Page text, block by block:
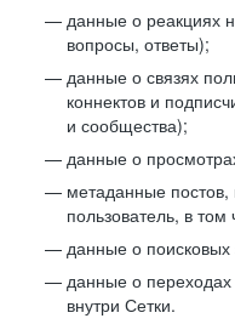
данные о реакциях
вопросы, ответы);
данные о связях
коннектов и
и сообщества);
данные о
метаданные постов,
пользователь, в
данные о поисковых
данные о переходах
внутри Сетки.